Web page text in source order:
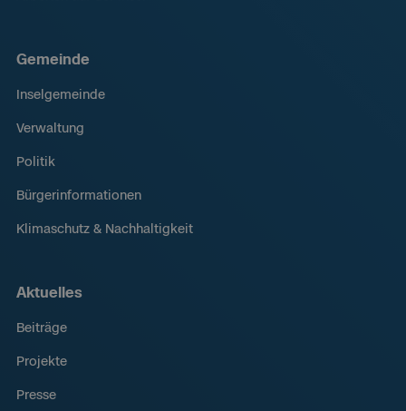
Gemeinde
Inselgemeinde
Verwaltung
Politik
Bürgerinformationen
Klimaschutz & Nachhaltigkeit
Aktuelles
Beiträge
Projekte
Presse